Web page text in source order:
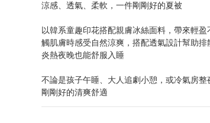
涼感、透氣、柔軟，一件剛剛好的夏被
以韓系童趣印花搭配親膚冰絲面料，帶來輕
觸肌膚時感受自然涼爽，搭配透氣設計幫助排
炎熱夜晚也能舒服入睡
不論是孩子午睡、大人追劇小憩，或冷氣房整
剛剛好的清爽舒適